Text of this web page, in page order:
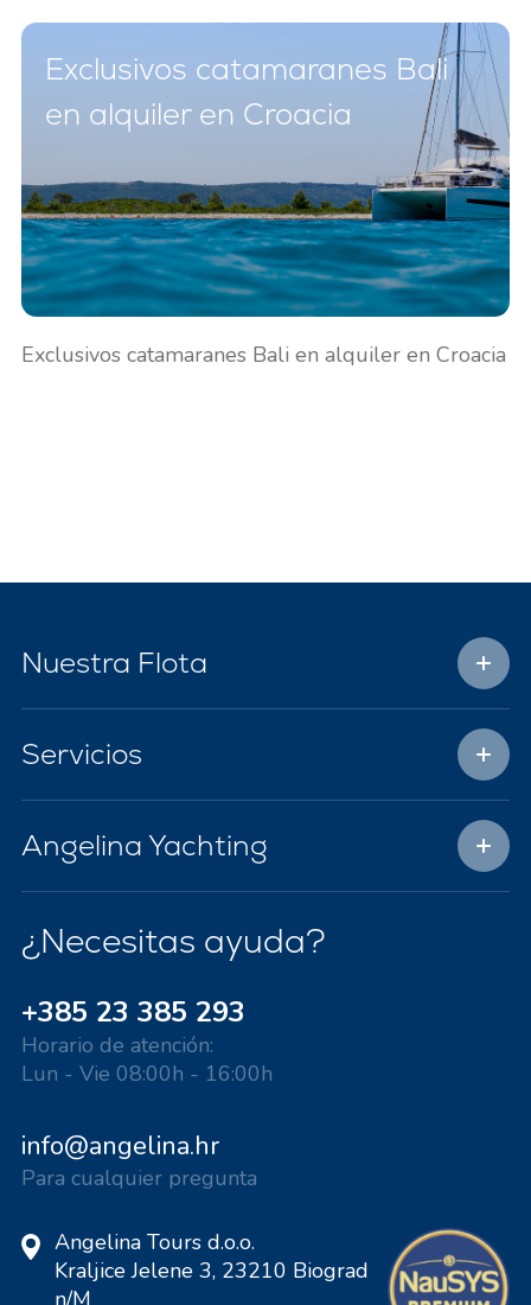
Exclusivos catamaranes Bali
en alquiler en Croacia
Exclusivos catamaranes Bali en alquiler en Croacia
Nuestra Flota
Servicios
Angelina Yachting
¿Necesitas ayuda?
+385 23 385 293
Horario de atención:
Lun - Vie 08:00h - 16:00h
info@angelina.hr
Para cualquier pregunta
Angelina Tours d.o.o.
Kraljice Jelene 3, 23210 Biograd
n/M